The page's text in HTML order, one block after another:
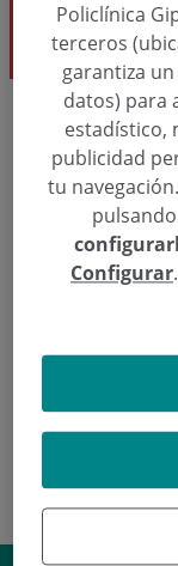
Dr. Xabier
Medicina
Dr.
Solicita
943 50
Policlínica
terceros
garantiza
datos) para
estadístico,
publicidad
tu
Configurar